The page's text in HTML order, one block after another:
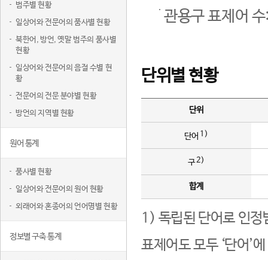
범주별 현황
일상어와 전문어의 품사별 현황
북한어, 방언, 옛말 범주의 품사별
현황
일상어와 전문어의 음절 수별 현
황
전문어의 전문 분야별 현황
방언의 지역별 현황
원어 통계
품사별 현황
일상어와 전문어의 원어 현황
외래어와 혼종어의 언어명별 현황
정보별 구축 통계
관용구 표제어
단위별 현황
단위
단어 1)
구2)
합계
1) 독립된 단어로 인정
표제어도 모두 ‘단어’